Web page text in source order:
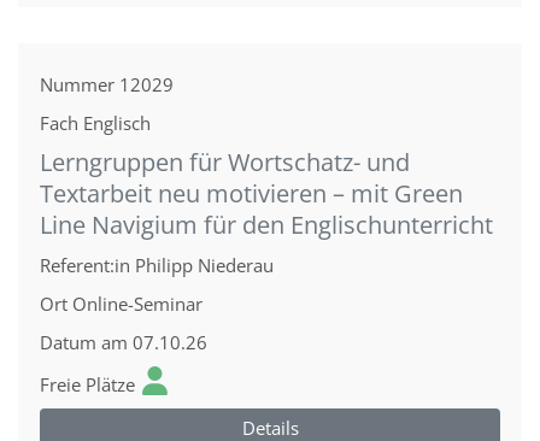
Nummer 12029
Fach Englisch
Lerngruppen für Wortschatz- und
Textarbeit neu motivieren – mit Green
Line Navigium für den Englischunterricht
Referent:in Philipp Niederau
Ort Online-Seminar
Datum am 07.10.26
Freie Plätze
Details